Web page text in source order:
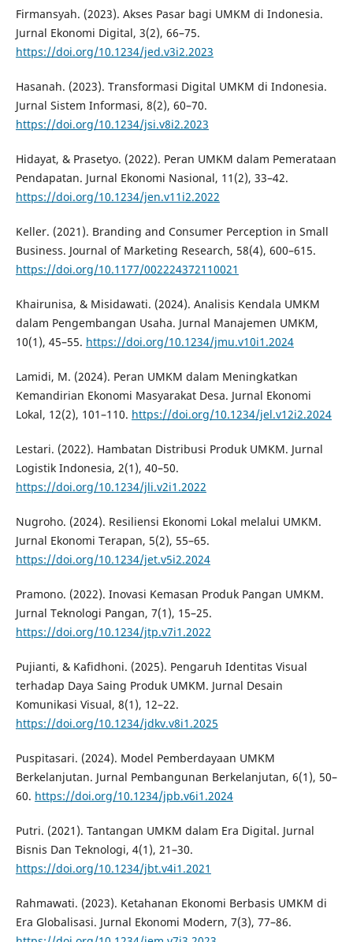
Firmansyah. (2023). Akses Pasar bagi UMKM di Indonesia.
Jurnal Ekonomi Digital, 3(2), 66–75.
https://doi.org/10.1234/jed.v3i2.2023
Hasanah. (2023). Transformasi Digital UMKM di Indonesia.
Jurnal Sistem Informasi, 8(2), 60–70.
https://doi.org/10.1234/jsi.v8i2.2023
Hidayat, & Prasetyo. (2022). Peran UMKM dalam Pemerataan
Pendapatan. Jurnal Ekonomi Nasional, 11(2), 33–42.
https://doi.org/10.1234/jen.v11i2.2022
Keller. (2021). Branding and Consumer Perception in Small
Business. Journal of Marketing Research, 58(4), 600–615.
https://doi.org/10.1177/002224372110021
Khairunisa, & Misidawati. (2024). Analisis Kendala UMKM
dalam Pengembangan Usaha. Jurnal Manajemen UMKM,
10(1), 45–55. https://doi.org/10.1234/jmu.v10i1.2024
Lamidi, M. (2024). Peran UMKM dalam Meningkatkan
Kemandirian Ekonomi Masyarakat Desa. Jurnal Ekonomi
Lokal, 12(2), 101–110. https://doi.org/10.1234/jel.v12i2.2024
Lestari. (2022). Hambatan Distribusi Produk UMKM. Jurnal
Logistik Indonesia, 2(1), 40–50.
https://doi.org/10.1234/jli.v2i1.2022
Nugroho. (2024). Resiliensi Ekonomi Lokal melalui UMKM.
Jurnal Ekonomi Terapan, 5(2), 55–65.
https://doi.org/10.1234/jet.v5i2.2024
Pramono. (2022). Inovasi Kemasan Produk Pangan UMKM.
Jurnal Teknologi Pangan, 7(1), 15–25.
https://doi.org/10.1234/jtp.v7i1.2022
Pujianti, & Kafidhoni. (2025). Pengaruh Identitas Visual
terhadap Daya Saing Produk UMKM. Jurnal Desain
Komunikasi Visual, 8(1), 12–22.
https://doi.org/10.1234/jdkv.v8i1.2025
Puspitasari. (2024). Model Pemberdayaan UMKM
Berkelanjutan. Jurnal Pembangunan Berkelanjutan, 6(1), 50–
60. https://doi.org/10.1234/jpb.v6i1.2024
Putri. (2021). Tantangan UMKM dalam Era Digital. Jurnal
Bisnis Dan Teknologi, 4(1), 21–30.
https://doi.org/10.1234/jbt.v4i1.2021
Rahmawati. (2023). Ketahanan Ekonomi Berbasis UMKM di
Era Globalisasi. Jurnal Ekonomi Modern, 7(3), 77–86.